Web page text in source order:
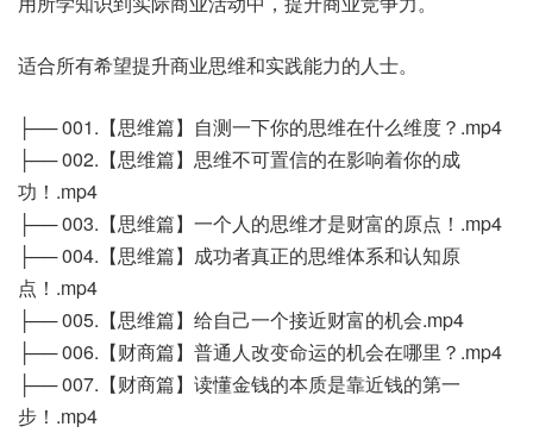
适合所有希望提升商业思维和实践能力的人士。
├── 001.【思维篇】自测一下你的思维在什么维度？.mp4
├── 002.【思维篇】思维不可置信的在影响着你的成
功！.mp4
├── 003.【思维篇】一个人的思维才是财富的原点！.mp4
├── 004.【思维篇】成功者真正的思维体系和认知原
点！.mp4
├── 005.【思维篇】给自己一个接近财富的机会.mp4
├── 006.【财商篇】普通人改变命运的机会在哪里？.mp4
├── 007.【财商篇】读懂金钱的本质是靠近钱的第一
步！.mp4